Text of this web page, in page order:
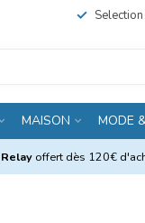
MAISON MODE
offert dès 120€